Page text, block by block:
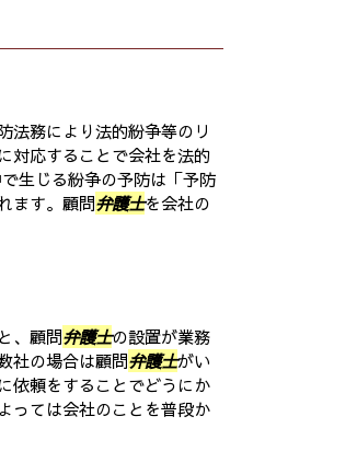
法務により法的紛争等のリ
対応することで会社を法的
生じる紛争の予防は「予防
ます。顧問弁護士を会社の
、顧問弁護士の設置が業務
社の場合は顧問弁護士がい
依頼をすることでどうにか
っては会社のことを普段か